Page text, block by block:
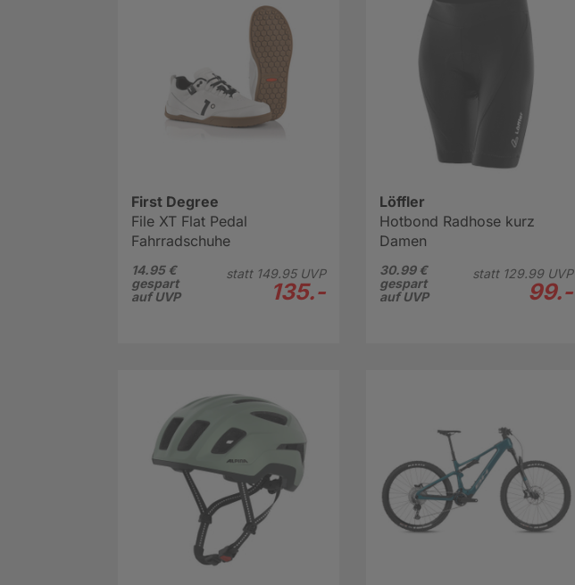
First Degree
File XT Flat Pedal
Fahrradschuhe
14.95 €
gespart
auf UVP
statt 149.95UVP
135.-
Löffler
Hotbond Radhose kurz
Damen
30.99 €
gespart
auf UVP
statt 129.99UVP
99.-